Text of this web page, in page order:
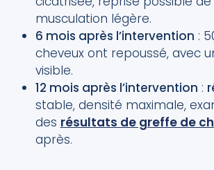
musculation légère.
6 mois après l’intervention :
cheveux ont repoussé, avec
visible.
12 mois après l’intervention :
stable, densité maximale,
des résultats de greffe de
après.